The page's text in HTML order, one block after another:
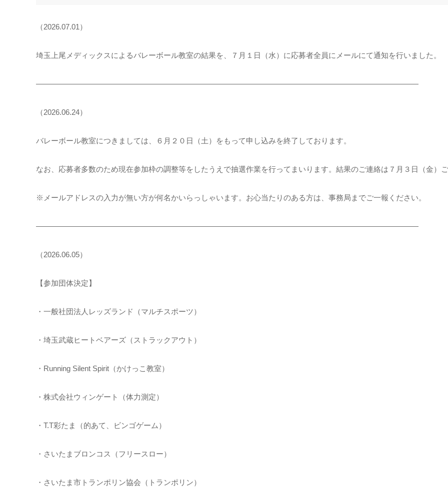
（2026.07.01）
埼玉上尾メディックスによるバレーボール教室の結果を、７月１日（水）に応募者全員にメールにて通知を行いました。
―――――――――――――――――――――――――――――――――――――――――――――――――――
（2026.06.24）
バレーボール教室につきましては、６月２０日（土）をもって申し込みを終了しております。
なお、応募者多数のため現在参加枠の調整等をしたうえで抽選作業を行ってまいります。結果のご連絡は７月３日（金）
※メールアドレスの入力が無い方が何名かいらっしゃいます。お心当たりのある方は、事務局までご一報ください。
―――――――――――――――――――――――――――――――――――――――――――――――――――
（2026.06.05）
【参加団体決定】
・一般社団法人レッズランド（マルチスポーツ）
・埼玉武蔵ヒートベアーズ（ストラックアウト）
・Running Silent Spirit（かけっこ教室）
・株式会社ウィンゲート（体力測定）
・T.T彩たま（的あて、ビンゴゲーム）
・さいたまブロンコス（フリースロー）
・さいたま市トランポリン協会（トランポリン）